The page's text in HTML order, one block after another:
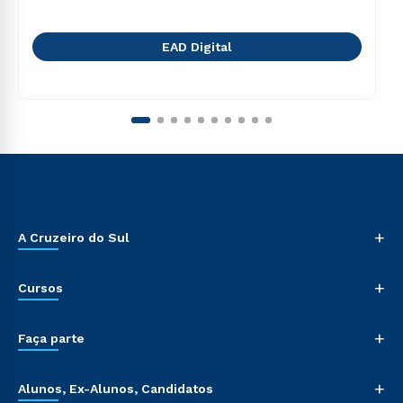
EAD Digital
A Cruzeiro do Sul +
Cursos +
Faça parte +
Alunos, Ex-Alunos, Candidatos +